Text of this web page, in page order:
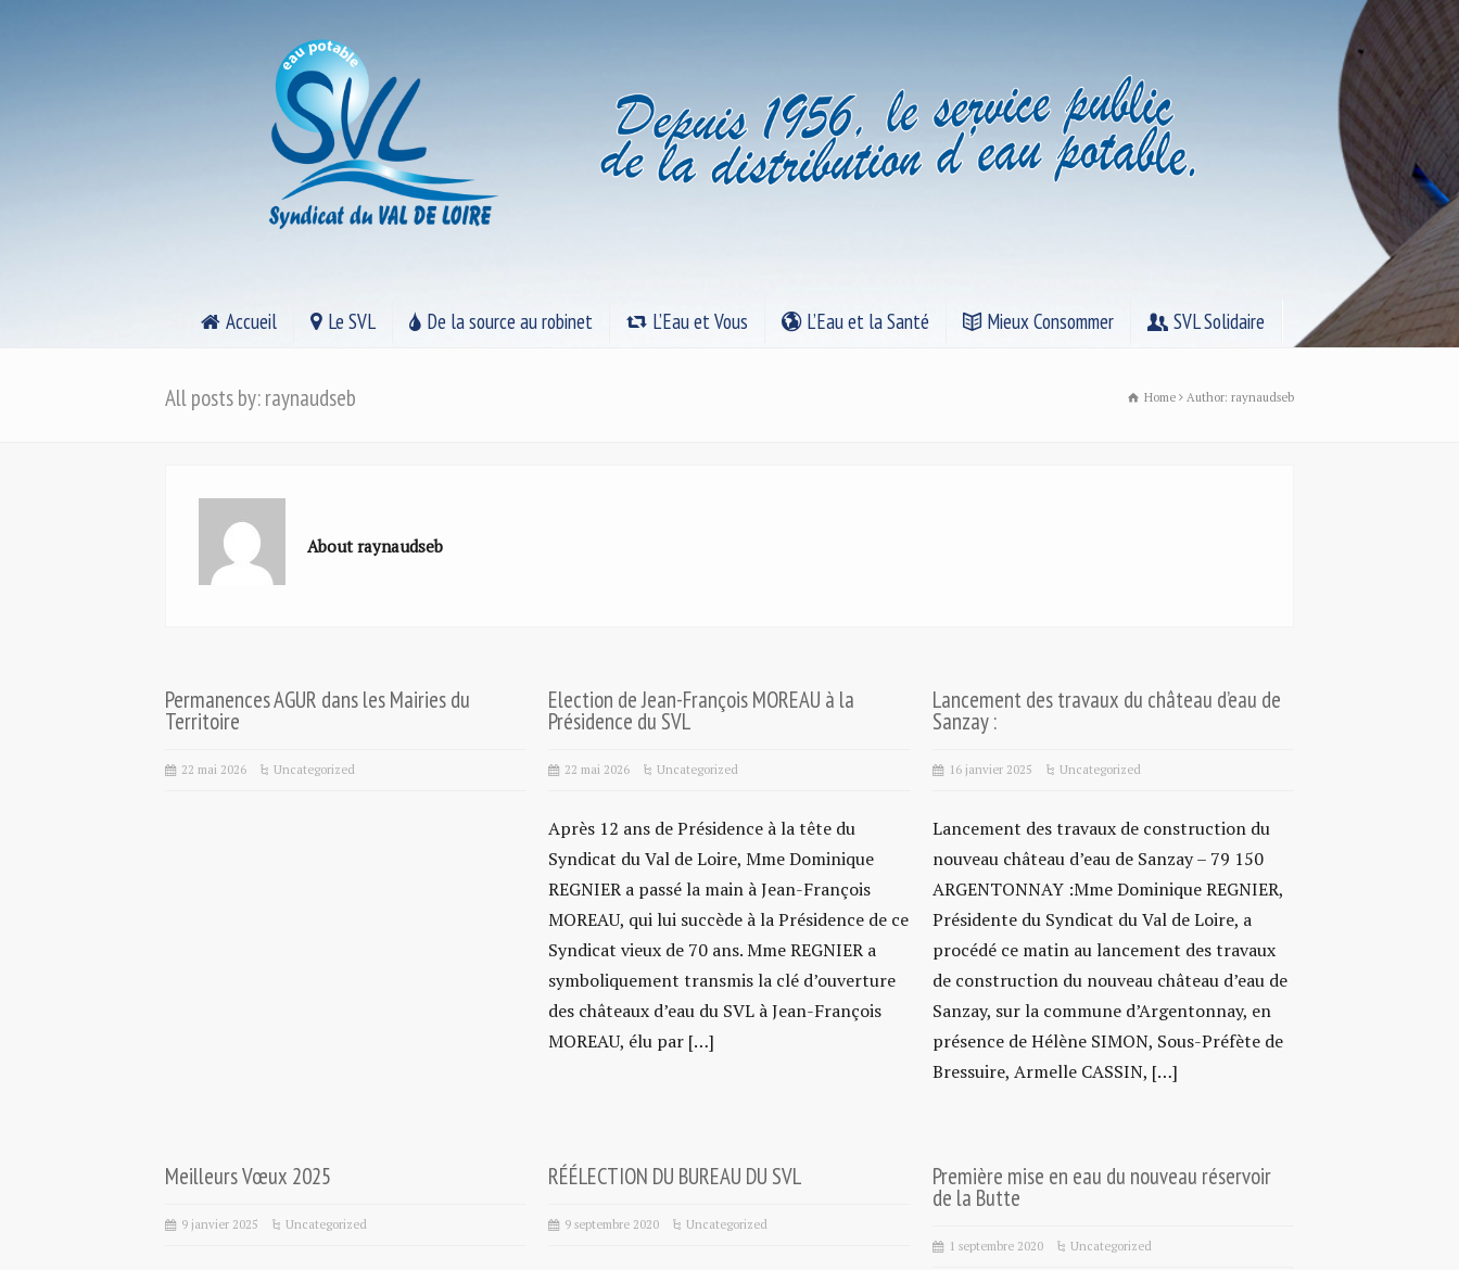
Accueil Le SVL De la source au robinet L’Eau et Vous L’Eau et la Santé Mieux Consommer SVL Solidaire
All posts by: raynaudseb Home Author: raynaudseb
About raynaudseb
Permanences AGUR dans les Mairies du
Territoire
22 mai 2026 Uncategorized
Election de Jean-François MOREAU à la
Présidence du SVL
22 mai 2026 Uncategorized
Après 12 ans de Présidence à la tête du
Syndicat du Val de Loire, Mme Dominique
REGNIER a passé la main à Jean-François
MOREAU, qui lui succède à la Présidence de ce
Syndicat vieux de 70 ans. Mme REGNIER a
symboliquement transmis la clé d’ouverture
des châteaux d’eau du SVL à Jean-François
MOREAU, élu par […]
Lancement des travaux du château d’eau de
Sanzay :
16 janvier 2025 Uncategorized
Lancement des travaux de construction du
nouveau château d’eau de Sanzay – 79 150
ARGENTONNAY :Mme Dominique REGNIER,
Présidente du Syndicat du Val de Loire, a
procédé ce matin au lancement des travaux
de construction du nouveau château d’eau de
Sanzay, sur la commune d’Argentonnay, en
présence de Hélène SIMON, Sous-Préfète de
Bressuire, Armelle CASSIN, […]
Meilleurs Vœux 2025
9 janvier 2025 Uncategorized
RÉÉLECTION DU BUREAU DU SVL
9 septembre 2020 Uncategorized
Première mise en eau du nouveau réservoir
de la Butte
1 septembre 2020 Uncategorized